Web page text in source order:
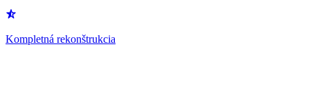
Kompletná rekonštrukcia